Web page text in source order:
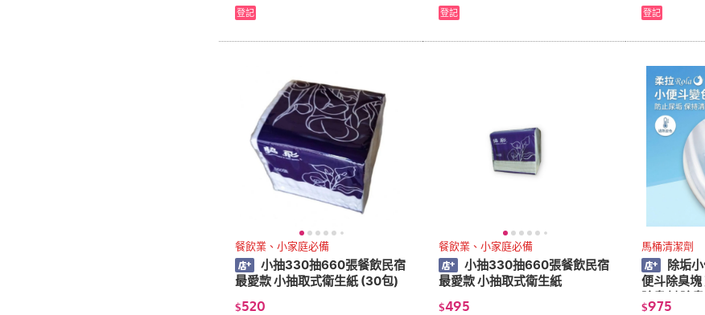
登記
登記
登記
餐飲業、小家庭必備
小抽330抽660張餐飲民宿
最愛款 小抽取式衛生紙 (30包)
$520
餐飲業、小家庭必備
小抽330抽660張餐飲民宿
最愛款 小抽取式衛生紙
$495
馬桶清潔劑
除垢
便斗除臭塊
除臭劑 除
$975